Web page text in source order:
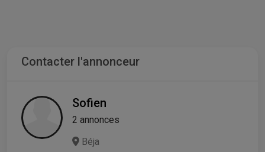
Contacter l'annonceur
Sofien
2 annonces
Béja